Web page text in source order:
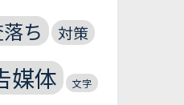
ち 対策
媒体 文字